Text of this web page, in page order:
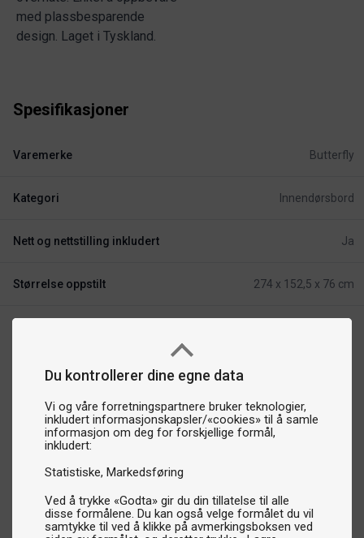
Du kontrollerer dine egne data
Vi og våre forretningspartnere bruker teknologier,
inkludert informasjonskapsler/«cookies» til å samle
informasjon om deg for forskjellige formål,
inkludert:
Statistiske Markedsføring
Ved å trykke «Godta» gir du din tillatelse til alle
disse formålene. Du kan også velge formålet du vil
samtykke til ved å klikke på avmerkingsboksen ved
med plassbesparende
design. Laget i Tyskland.
Spesifikasjoner
Varemerke Butterfly
Kategori Innendørsbord
Nett og nettstilling inkludert Ja
Størrelse oppstilt 274 x 152,5 x 76 cm